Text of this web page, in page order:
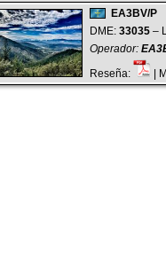
EA3BV/P
DME: 33035–
Operador:
Reseña:
|